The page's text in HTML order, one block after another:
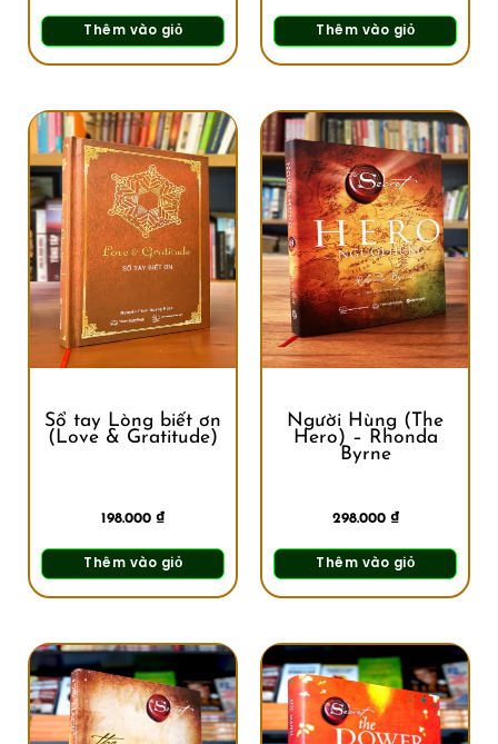
Thêm vào giỏ Thêm vào giỏ
Sổ tay Lòng biết ơn
(Love & Gratitude)
198.000 ₫
Thêm vào giỏ
Người Hùng (The
Hero) – Rhonda
Byrne
298.000 ₫
Thêm vào giỏ